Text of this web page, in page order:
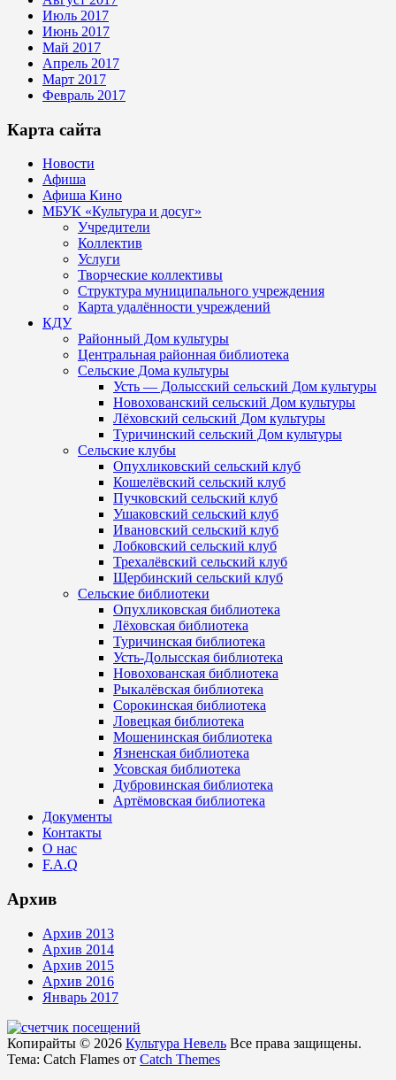
Июль 2017
Июнь 2017
Май 2017
Апрель 2017
Март 2017
Февраль 2017
Карта сайта
Новости
Афиша
Афиша Кино
МБУК «Культура и досуг»
Учредители
Коллектив
Услуги
Творческие коллективы
Структура муниципального учреждения
Карта удалённости учреждений
КДУ
Районный Дом культуры
Центральная районная библиотека
Сельские Дома культуры
Усть — Долысский сельский Дом культуры
Новохованский сельский Дом культуры
Лёховский сельский Дом культуры
Туричинский сельский Дом культуры
Сельские клубы
Опухликовский сельский клуб
Кошелёвский сельский клуб
Пучковский сельский клуб
Ушаковский сельский клуб
Ивановский сельский клуб
Лобковский сельский клуб
Трехалёвский сельский клуб
Щербинский сельский клуб
Сельские библиотеки
Опухликовская библиотека
Лёховская библиотека
Туричинская библиотека
Усть-Долысская библиотека
Новохованская библиотека
Рыкалёвская библиотека
Сорокинская библиотека
Ловецкая библиотека
Мошенинская библиотека
Язненская библиотека
Усовская библиотека
Дубровинская библиотека
Артёмовская библиотека
Документы
Контакты
О нас
F.A.Q
Архив
Архив 2013
Архив 2014
Архив 2015
Архив 2016
Январь 2017
Копирайты © 2026 Культура Невель Все права защищены.
Тема: Catch Flames от Catch Themes